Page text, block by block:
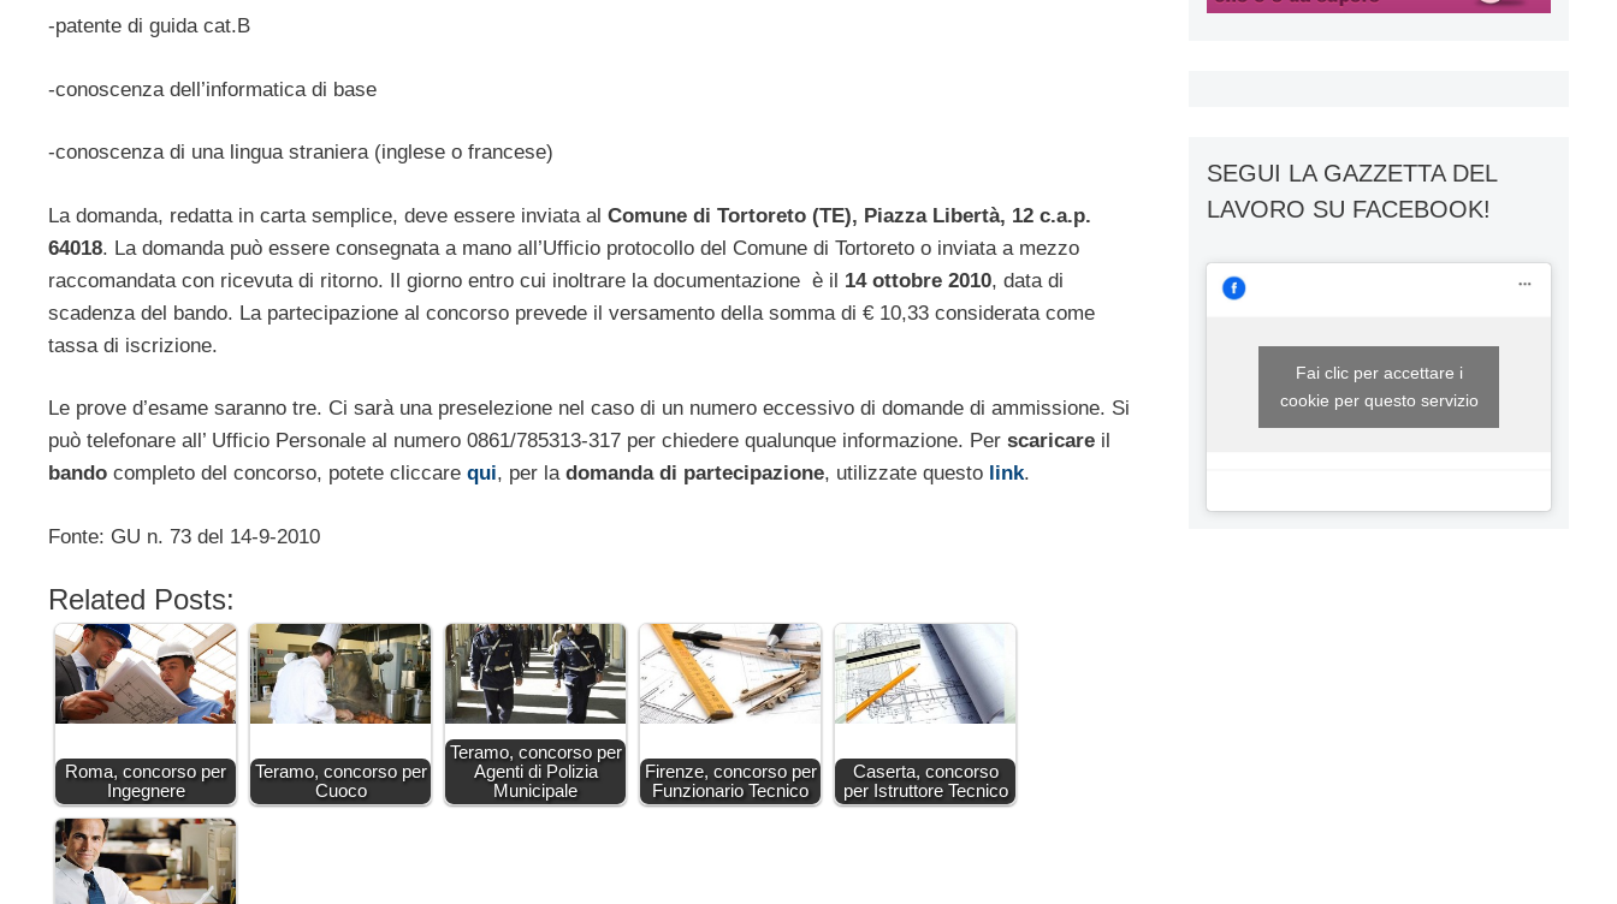
-patente di guida cat.B
-conoscenza dell’informatica di base
-conoscenza di una lingua straniera (inglese o francese)
La domanda, redatta in carta semplice, deve essere inviata al Comune di Tortoreto (TE), Piazza Libertà, 12 c.a.p.
64018. La domanda può essere consegnata a mano all’Ufficio protocollo del Comune di Tortoreto o inviata a mezzo
raccomandata con ricevuta di ritorno. Il giorno entro cui inoltrare la documentazione è il 14 ottobre 2010, data di
scadenza del bando. La partecipazione al concorso prevede il versamento della somma di € 10,33 considerata come
tassa di iscrizione.
Le prove d’esame saranno tre. Ci sarà una preselezione nel caso di un numero eccessivo di domande di ammissione. Si
può telefonare all’ Ufficio Personale al numero 0861/785313-317 per chiedere qualunque informazione. Per scaricare il
bando completo del concorso, potete cliccare qui, per la domanda di partecipazione, utilizzate questo link.
Fonte: GU n. 73 del 14-9-2010
Related Posts:
Roma, concorso per
Ingegnere
Teramo, concorso per
Cuoco
Teramo, concorso per
Agenti di Polizia
Municipale
Firenze, concorso per
Funzionario Tecnico
Caserta, concorso
per Istruttore Tecnico
SEGUI LA GAZZETTA DEL
LAVORO SU FACEBOOK!
Fai clic per accettare i
cookie per questo servizio